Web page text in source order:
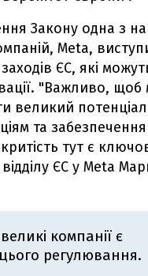
Закону одна з
Meta,
ЄС, які
"Важливо, щоб
великий
та забезпечення
тут є
ЄС у Meta
компанії є
регулювання.